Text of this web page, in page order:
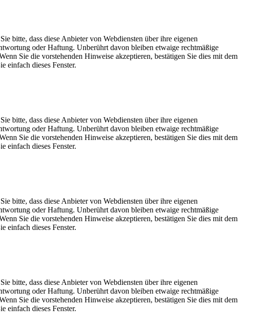
bitte, dass diese Anbieter von Webdiensten über ihre eigenen
oder Haftung. Unberührt davon bleiben etwaige rechtmäßige
Sie die vorstehenden Hinweise akzeptieren, bestätigen Sie dies mit dem
einfach dieses Fenster.
bitte, dass diese Anbieter von Webdiensten über ihre eigenen
oder Haftung. Unberührt davon bleiben etwaige rechtmäßige
Sie die vorstehenden Hinweise akzeptieren, bestätigen Sie dies mit dem
einfach dieses Fenster.
bitte, dass diese Anbieter von Webdiensten über ihre eigenen
oder Haftung. Unberührt davon bleiben etwaige rechtmäßige
Sie die vorstehenden Hinweise akzeptieren, bestätigen Sie dies mit dem
einfach dieses Fenster.
bitte, dass diese Anbieter von Webdiensten über ihre eigenen
oder Haftung. Unberührt davon bleiben etwaige rechtmäßige
Sie die vorstehenden Hinweise akzeptieren, bestätigen Sie dies mit dem
einfach dieses Fenster.